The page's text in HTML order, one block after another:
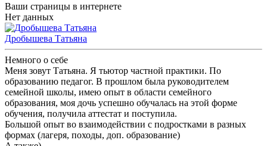
Ваши страницы в интернете
Нет данных
Дробышева Татьяна
Немного о себе
Меня зовут Татьяна. Я тьютор частной практики. По
образованию педагог. В прошлом была руководителем
семейной школы, имею опыт в области семейного
образования, моя дочь успешно обучалась на этой форме
обучения, получила аттестат и поступила.
Большой опыт во взаимодействии с подростками в разных
формах (лагеря, походы, доп. образование)